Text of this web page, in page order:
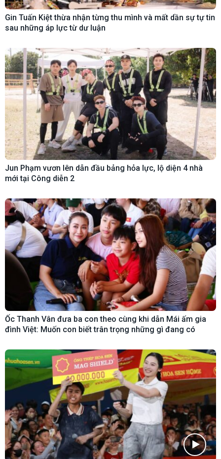
Gin Tuấn Kiệt thừa nhận từng thu mình và mất dần sự tự tin
sau những áp lực từ dư luận
Jun Phạm vươn lên dẫn đầu bảng hỏa lực, lộ diện 4 nhà
mới tại Công diễn 2
Ốc Thanh Vân đưa ba con theo cùng khi dẫn Mái ấm gia
đình Việt: Muốn con biết trân trọng những gì đang có